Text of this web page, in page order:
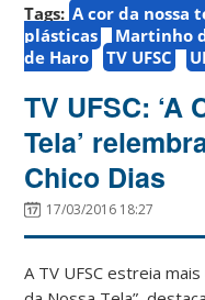
Tags: A cor da nossa
plásticas
Martinho
de Haro
TV UFSC
TV UFSC: ‘A
Tela’
Chico Dias
17/03/2016 18:27
A TV UFSC estreia